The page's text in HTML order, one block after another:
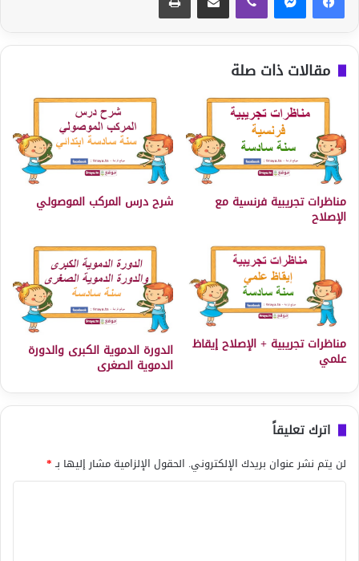
مقالات ذات صلة
مناظرات تجريبية فرنسية مع
الإصلاح
شرح درس المركب الموصولي
مناظرات تجريبية + الإصلاح إيقاظ
علمي الدورة الدموية الكبرى والدورة
الدموية الصغرى
اترك تعليقاً
لن يتم نشر عنوان بريدك الإلكتروني. الحقول الإلزامية مشار إليها بـ*